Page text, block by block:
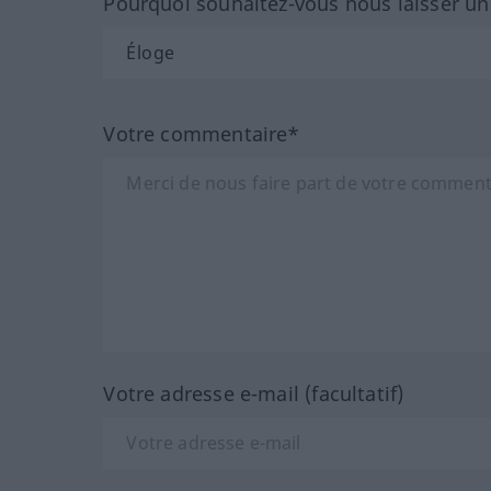
Votre commentaire*
Votre adresse e-mail (facultatif)